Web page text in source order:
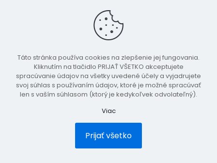
Táto stránka používa cookies na zlepšenie jej fungovania.
Kliknutím na tlačidlo PRIJAŤ VŠETKO akceptujete
spracúvanie údajov na všetky uvedené účely a vyjadrujete
svoj súhlas s používaním údajov, ktoré je možné spracúvať
len s vaším súhlasom (ktorý je kedykoľvek odvolateľný).
Viac
Prijať všetko